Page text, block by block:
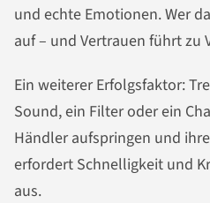
und echte Emotionen. Wer
auf – und Vertrauen führt zu
Ein weiterer Erfolgsfaktor:
Sound, ein Filter oder ein
Händler aufspringen und
erfordert Schnelligkeit und
aus.